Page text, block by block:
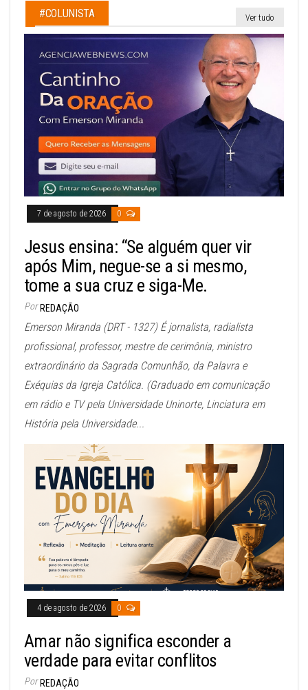
#COLUNISTA Ver tudo
7 de agosto de 2026 0
Jesus ensina: “Se alguém quer vir
após Mim, negue-se a si mesmo,
tome a sua cruz e siga-Me.
Por REDAÇÃO
Emerson Miranda (DRT - 1327) É jornalista, radialista
profissional, professor, mestre de cerimônia, ministro
extraordinário da Sagrada Comunhão, da Palavra e
Exéquias da Igreja Católica. (Graduado em comunicação
em rádio e TV pela Universidade Uninorte, Linciatura em
História pela Universidade...
4 de agosto de 2026 0
Amar não significa esconder a
verdade para evitar conflitos
Por REDAÇÃO